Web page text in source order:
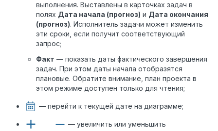
выполнения. Выставлены в карточках задач в
полях Дата начала (прогноз) и Дата окончания
(прогноз). Исполнитель задачи может изменить
эти сроки, если получит соответствующий
запрос;
Факт — показать даты фактического завершения
задач. При этом даты начала отобразятся
плановые. Обратите внимание, план проекта в
этом режиме доступен только для чтения;
— перейти к текущей дате на диаграмме;
— увеличить или уменьшить